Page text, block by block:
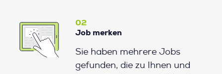
02
Job merken
Sie haben mehrere Jobs
gefunden, die zu Ihnen und